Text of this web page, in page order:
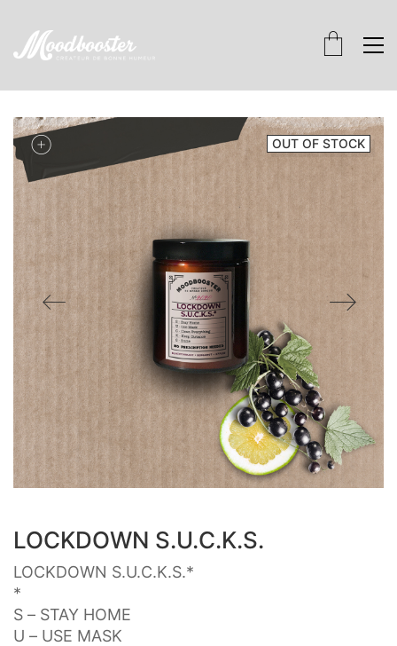
OUT OF STOCK
LOCKDOWN S.U.C.K.S.
LOCKDOWN S.U.C.K.S.*
*
S – STAY HOME
U – USE MASK